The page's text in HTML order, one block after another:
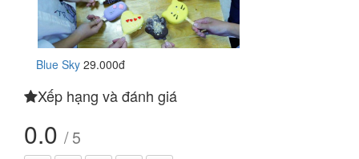
Blue Sky 29.000đ
Xếp hạng và đánh giá
0.0 / 5